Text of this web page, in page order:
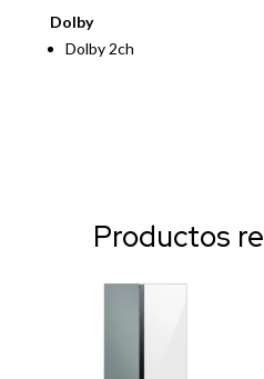
Dolby
Dolby 2ch
Productos